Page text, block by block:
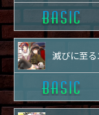
滅びに至